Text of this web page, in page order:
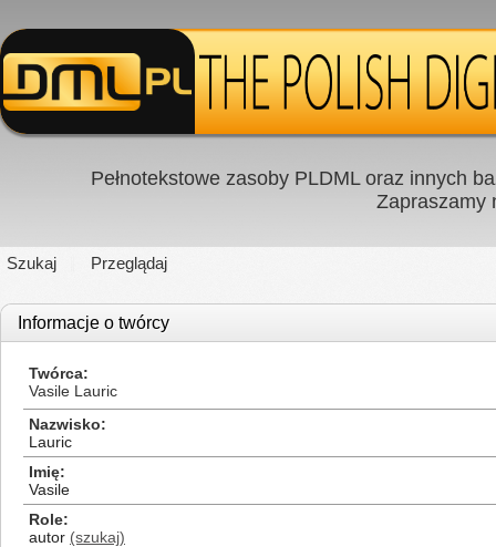
Pełnotekstowe zasoby PLDML oraz innych
Zapraszamy
Szukaj Przeglądaj
Informacje o twórcy
Twórca
Vasile Lauric
Nazwisko
Lauric
Imię
Vasile
Role
autor (szukaj)